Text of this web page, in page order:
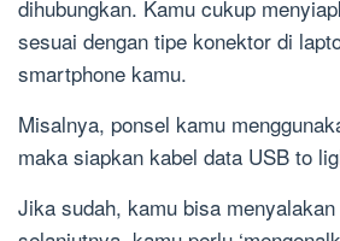
dihubungkan. Kamu cukup
sesuai dengan tipe konektor di
smartphone kamu.
Misalnya, ponsel kamu
maka siapkan kabel data USB to
Jika sudah, kamu bisa